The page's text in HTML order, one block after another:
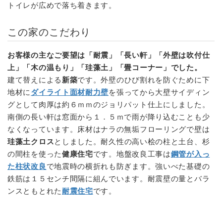
トイレが広めで落ち着きます。
この家のこだわり
お客様の主なご要望は「耐震」「長い軒」「外壁は吹付仕
上」「木の温もり」「珪藻土」「畳コーナー」でした。
建て替えによる 新築です。外壁のひび割れを防ぐために下
地材に ダイライト面材耐力壁を張ってから大壁サイディン
グとして肉厚は約６ｍｍのジョリパット仕上にしました。
南側の長い軒は窓面から１．５ｍで雨が降り込むことも少
なくなっています。床材はナラの無垢フローリングで壁は
珪藻土クロスとしました。耐久性の高い桧の柱と土台、杉
の間柱を使った健康住宅です。地盤改良工事は鋼管が入っ
た柱状改良 で地震時の横折れも防ぎます。強いべた基礎の
鉄筋は１５センチ間隔に組んでいます。耐震壁の量とバラ
ンスともとれた耐震住宅です。